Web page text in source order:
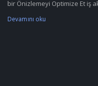
bir Önizlemeyi Optimize Et iş
Devamını oku